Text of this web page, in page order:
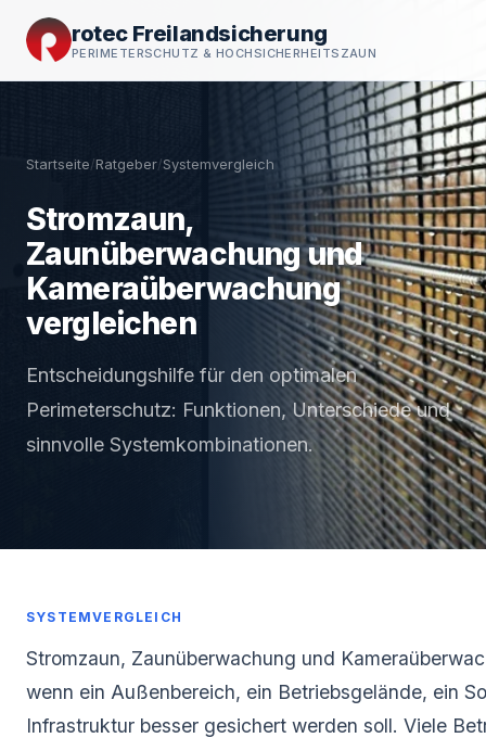
rotec Freilandsicherung
PERIMETERSCHUTZ & HOCHSICHERHEITSZAUN
Startseite/Ratgeber/Systemvergleich
Stromzaun,
Zaunüberwachung und
Kameraüberwachung
vergleichen
Entscheidungshilfe für den optimalen
Perimeterschutz: Funktionen, Unterschiede und
sinnvolle Systemkombinationen.
SYSTEMVERGLEICH
Stromzaun, Zaunüberwachung und
wenn ein Außenbereich, ein Betriebsgelände, ein
Infrastruktur besser gesichert werden soll. Viele